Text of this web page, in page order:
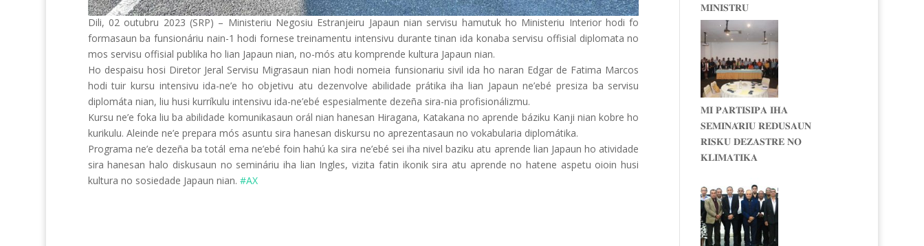
Dili, 02 outubru 2023 (SRP) – Ministeriu Negosiu Estranjeiru Japaun nian servisu hamutuk ho Ministeriu Interior hodi fo
formasaun ba funsionáriu nain-1 hodi fornese treinamentu intensivu durante tinan ida konaba servisu offisial diplomata no
mos servisu offisial publika ho lian Japaun nian, no-mós atu komprende kultura Japaun nian.
Ho despaisu hosi Diretor Jeral Servisu Migrasaun nian hodi nomeia funsionariu sivil ida ho naran Edgar de Fatima Marcos
hodi tuir kursu intensivu ida-ne’e ho objetivu atu dezenvolve abilidade prátika iha lian Japaun ne’ebé presiza ba servisu
diplomáta nian, liu husi kurríkulu intensivu ida-ne’ebé espesialmente dezeña sira-nia profisionálizmu.
Kursu ne’e foka liu ba abilidade komunikasaun orál nian hanesan Hiragana, Katakana no aprende báziku Kanji nian kobre ho
kurikulu. Aleinde ne’e prepara mós asuntu sira hanesan diskursu no aprezentasaun no vokabularia diplomátika.
Programa ne’e dezeña ba totál ema ne’ebé foin hahú ka sira ne’ebé sei iha nivel baziku atu aprende lian Japaun ho atividade
sira hanesan halo diskusaun no semináriu iha lian Ingles, vizita fatin ikonik sira atu aprende no hatene aspetu oioin husi
kultura no sosiedade Japaun nian. #AX
𝐌𝐈𝐍𝐈𝐒𝐓𝐑𝐔
𝐌𝐈 𝐏𝐀𝐑𝐓𝐈𝐒𝐈𝐏𝐀 𝐈𝐇𝐀
𝐒𝐄𝐌𝐈𝐍𝐀́𝐑𝐈𝐔 𝐑𝐄𝐃𝐔𝐒𝐀𝐔𝐍
𝐑𝐈𝐒𝐊𝐔 𝐃𝐄𝐙𝐀𝐒𝐓𝐑𝐄 𝐍𝐎
𝐊𝐋𝐈𝐌𝐀𝐓𝐈𝐊𝐀